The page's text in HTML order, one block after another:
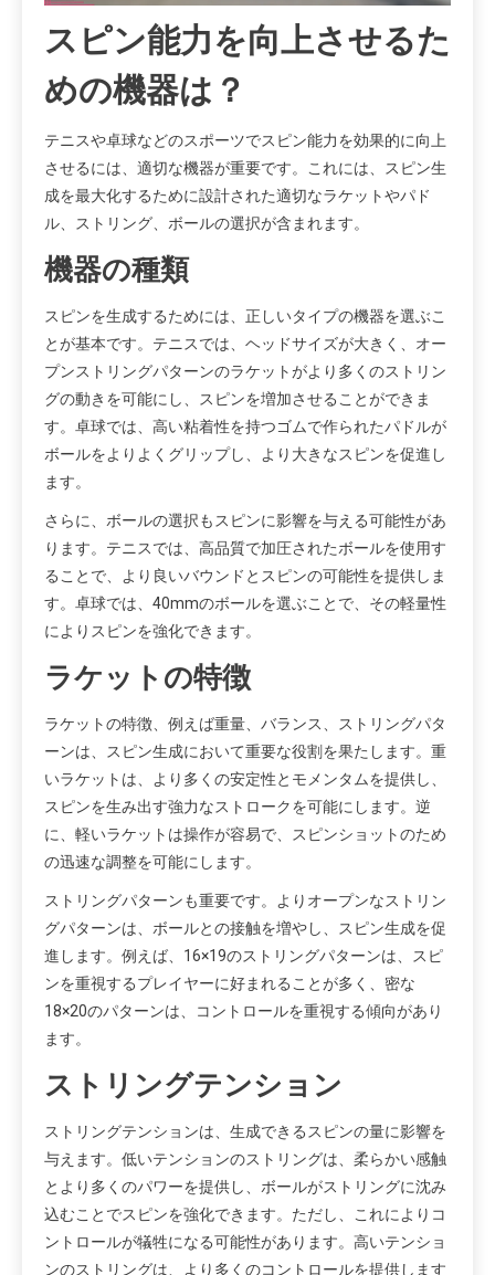
スピン能力を向上させるた
めの機器は？
テニスや卓球などのスポーツでスピン能力を効果的に向上
させるには、適切な機器が重要です。これには、スピン生
成を最大化するために設計された適切なラケットやパド
ル、ストリング、ボールの選択が含まれます。
機器の種類
スピンを生成するためには、正しいタイプの機器を選ぶこ
とが基本です。テニスでは、ヘッドサイズが大きく、オー
プンストリングパターンのラケットがより多くのストリン
グの動きを可能にし、スピンを増加させることができま
す。卓球では、高い粘着性を持つゴムで作られたパドルが
ボールをよりよくグリップし、より大きなスピンを促進し
ます。
さらに、ボールの選択もスピンに影響を与える可能性があ
ります。テニスでは、高品質で加圧されたボールを使用す
ることで、より良いバウンドとスピンの可能性を提供しま
す。卓球では、40mmのボールを選ぶことで、その軽量性
によりスピンを強化できます。
ラケットの特徴
ラケットの特徴、例えば重量、バランス、ストリングパタ
ーンは、スピン生成において重要な役割を果たします。重
いラケットは、より多くの安定性とモメンタムを提供し、
スピンを生み出す強力なストロークを可能にします。逆
に、軽いラケットは操作が容易で、スピンショットのため
の迅速な調整を可能にします。
ストリングパターンも重要です。よりオープンなストリン
グパターンは、ボールとの接触を増やし、スピン生成を促
進します。例えば、16×19のストリングパターンは、スピ
ンを重視するプレイヤーに好まれることが多く、密な
18×20のパターンは、コントロールを重視する傾向があり
ます。
ストリングテンション
ストリングテンションは、生成できるスピンの量に影響を
与えます。低いテンションのストリングは、柔らかい感触
とより多くのパワーを提供し、ボールがストリングに沈み
込むことでスピンを強化できます。ただし、これによりコ
ントロールが犠牲になる可能性があります。高いテンショ
ンのストリングは、より多くのコントロールを提供します